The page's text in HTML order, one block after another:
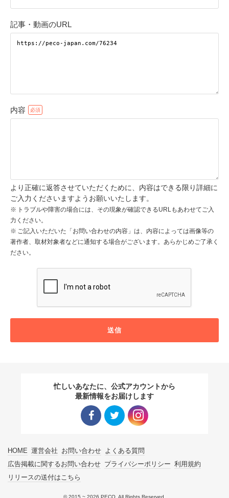
記事・動画のURL
内容
より正確に返答させていただくために、内容はできる限り詳細に
ご入力くださいますようお願いいたします。
トラブルや障害の場合には、その現象が確認できるURLもあわせてご入
力ください。
ご記入いただいた「お問い合わせの内容」は、内容によっては画像等の
著作者、取材対象者などに通知する場合がございます。あらかじめご了承く
ださい。
送信
忙しいあなたに、公式アカウントから
最新情報をお届けします
HOME 運営会社 お問い合わせ よくある質問
広告掲載に関するお問い合わせ プライバシーポリシー 利用規約
リリースの送付はこちら
© 2015 ~ 2026 PECO. All Rights Reserved.